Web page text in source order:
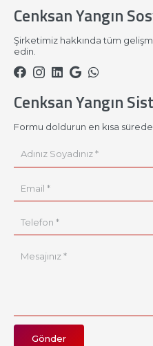
Cenksan Yangın
Şirketimiz hakkında tüm
edin.
Cenksan Yangın
Formu doldurun en kısa
Gönder